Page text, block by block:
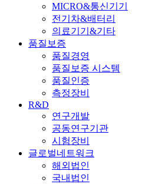
MICRO&통신기기
전기차&배터리
의료기기&기타
품질보증
품질경영
품질보증 시스템
품질인증
측정장비
R&D
연구개발
공동연구기관
시험장비
글로벌네트워크
해외법인
국내법인